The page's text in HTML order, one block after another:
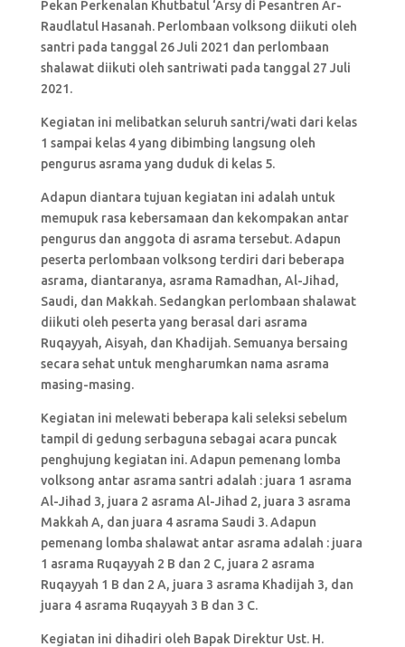
Pekan Perkenalan Khutbatul ‘Arsy di Pesantren Ar-
Raudlatul Hasanah. Perlombaan volksong diikuti oleh
santri pada tanggal 26 Juli 2021 dan perlombaan
shalawat diikuti oleh santriwati pada tanggal 27 Juli
2021.
Kegiatan ini melibatkan seluruh santri/wati dari kelas
1 sampai kelas 4 yang dibimbing langsung oleh
pengurus asrama yang duduk di kelas 5.
Adapun diantara tujuan kegiatan ini adalah untuk
memupuk rasa kebersamaan dan kekompakan antar
pengurus dan anggota di asrama tersebut. Adapun
peserta perlombaan volksong terdiri dari beberapa
asrama, diantaranya, asrama Ramadhan, Al-Jihad,
Saudi, dan Makkah. Sedangkan perlombaan shalawat
diikuti oleh peserta yang berasal dari asrama
Ruqayyah, Aisyah, dan Khadijah. Semuanya bersaing
secara sehat untuk mengharumkan nama asrama
masing-masing.
Kegiatan ini melewati beberapa kali seleksi sebelum
tampil di gedung serbaguna sebagai acara puncak
penghujung kegiatan ini. Adapun pemenang lomba
volksong antar asrama santri adalah : juara 1 asrama
Al-Jihad 3, juara 2 asrama Al-Jihad 2, juara 3 asrama
Makkah A, dan juara 4 asrama Saudi 3. Adapun
pemenang lomba shalawat antar asrama adalah : juara
1 asrama Ruqayyah 2 B dan 2 C, juara 2 asrama
Ruqayyah 1 B dan 2 A, juara 3 asrama Khadijah 3, dan
juara 4 asrama Ruqayyah 3 B dan 3 C.
Kegiatan ini dihadiri oleh Bapak Direktur Ust. H.